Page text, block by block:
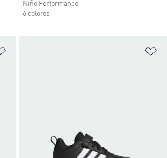
Niño Performance
6 colores